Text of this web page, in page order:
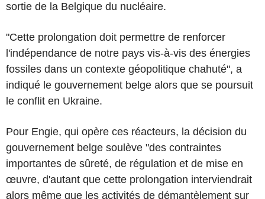
sortie de la Belgique du nucléaire.
"Cette prolongation doit permettre de renforcer
l'indépendance de notre pays vis-à-vis des énergies
fossiles dans un contexte géopolitique chahuté", a
indiqué le gouvernement belge alors que se poursuit
le conflit en Ukraine.
Pour Engie, qui opère ces réacteurs, la décision du
gouvernement belge soulève "des contraintes
importantes de sûreté, de régulation et de mise en
œuvre, d'autant que cette prolongation interviendrait
alors même que les activités de démantèlement sur